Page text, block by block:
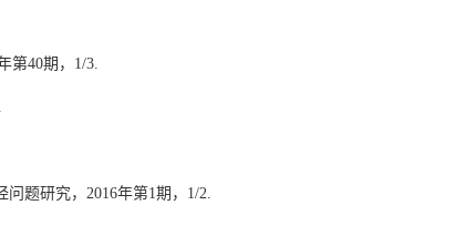
第40期， 1/3.
问题研究， 2016年第1期， 1/2.